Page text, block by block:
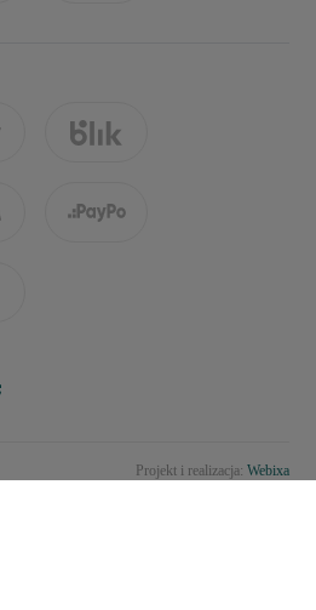
Projekt i realizacja: Webixa